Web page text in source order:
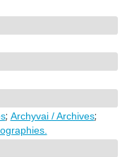
; Archyvai / Archives;